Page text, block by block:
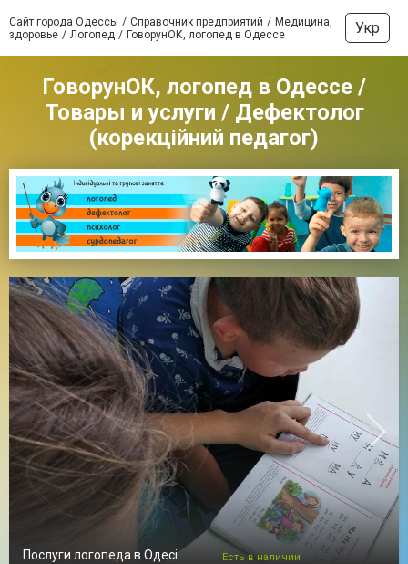
Сайт города Одессы Справочник предприятий
Медицина,
здоровье
Логопед ГоворунОК, логопед в Одессе Укр
ГоворунОК, логопед в Одессе /
Товары и услуги / Дефектолог
(корекційний педагог)
Послуги логопеда в Одесі Есть в наличии